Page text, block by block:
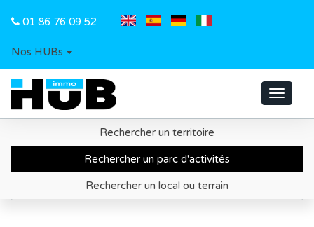
01 86 76 09 52
Nos HUBs
Toggle
Rechercher un territoire
Rechercher un parc d'activités
Rechercher un local ou terrain
Recherche de parc d'activités
Département du Vaucluse
Zone d'activités MIN Cavaillon - Provence